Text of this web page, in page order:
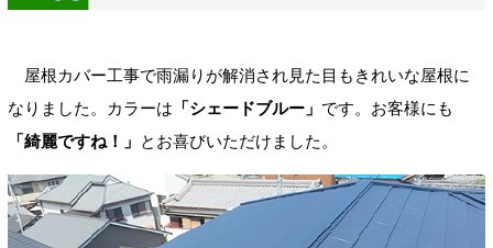
屋根カバー工事で雨漏りが解消され見た目もきれいな屋根に
なりました。カラーは 「シェードブルー」 です。お客様にも
「綺麗ですね！」 とお喜びいただけました。